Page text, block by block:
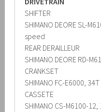
SHIFTER
SHIMANO DEORE SL-
speed
REAR DERAILLEUR
SHIMANO DEORE RD-
CRANKSET
SHIMANO FC-E6000, 34T
CASSETE
SHIMANO CS-M6100-